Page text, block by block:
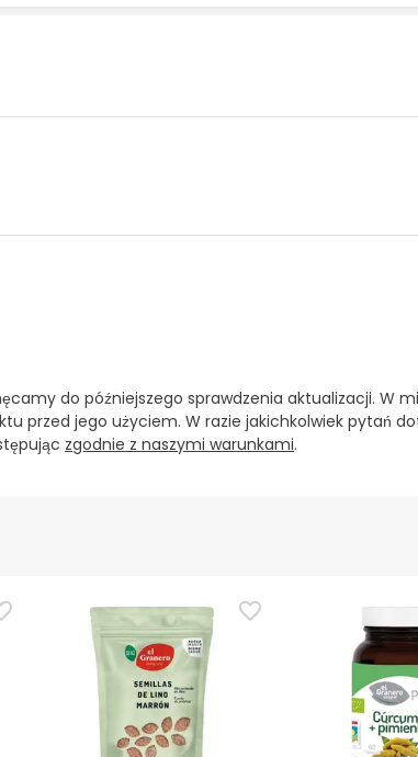
do późniejszego sprawdzenia aktualizacji. W
przed jego użyciem. W razie jakichkolwiek pytań
zgodnie z naszymi warunkami.